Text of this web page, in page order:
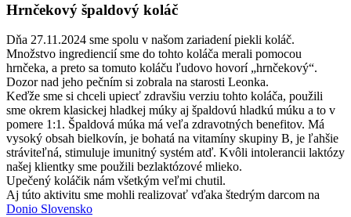
Hrnčekový špaldový koláč
Dňa 27.11.2024 sme spolu v našom zariadení piekli koláč.
Množstvo ingrediencií sme do tohto koláča merali pomocou
hrnčeka, a preto sa tomuto koláču ľudovo hovorí „hrnčekový“.
Dozor nad jeho pečním si zobrala na starosti Leonka.
Keďže sme si chceli upiecť zdravšiu verziu tohto koláča, použili
sme okrem klasickej hladkej múky aj špaldovú hladkú múku a to v
pomere 1:1. Špaldová múka má veľa zdravotných benefitov. Má
vysoký obsah bielkovín, je bohatá na vitamíny skupiny B, je ľahšie
stráviteľná, stimuluje imunitný systém atď. Kvôli intolerancii laktózy
našej klientky sme použili bezlaktózové mlieko.
Upečený koláčik nám všetkým veľmi chutil.
Aj túto aktivitu sme mohli realizovať vďaka štedrým darcom na
Donio Slovensko